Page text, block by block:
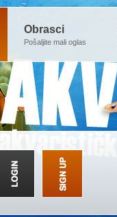
Obrasci
Pošaljite mali oglas